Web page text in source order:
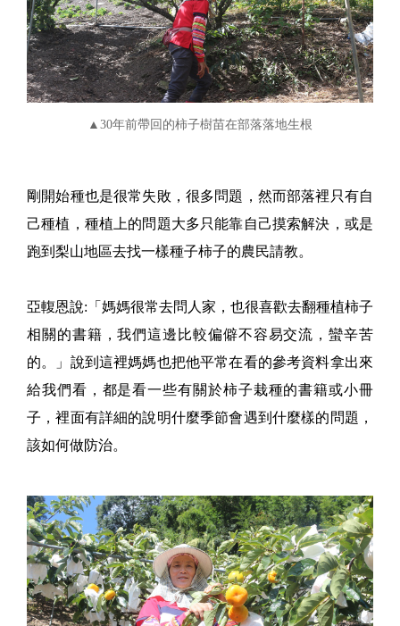
▲30年前帶回的柿子樹苗在部落落地生根
剛開始種也是很常失敗，很多問題，然而部落裡只有自
己種植，種植上的問題大多只能靠自己摸索解決，或是
跑到梨山地區去找一樣種子柿子的農民請教。
亞輹恩說:「媽媽很常去問人家，也很喜歡去翻種植柿子
相關的書籍，我們這邊比較偏僻不容易交流，蠻辛苦
的。」說到這裡媽媽也把他平常在看的參考資料拿出來
給我們看，都是看一些有關於柿子栽種的書籍或小冊
子，裡面有詳細的說明什麼季節會遇到什麼樣的問題，
該如何做防治。